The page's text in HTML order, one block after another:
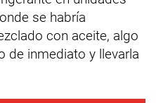
se habría
con aceite, algo
de inmediato y llevarla